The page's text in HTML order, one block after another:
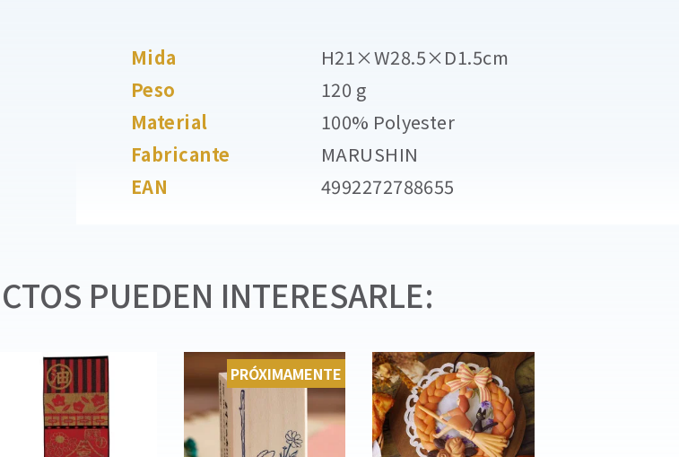
Mida
H21×W28.5×D1.5cm
Peso
120 g
Material
100% Polyester
Fabricante
MARUSHIN
EAN
4992272788655
PUEDEN INTERESARLE:
PRÓXIMAMENTE